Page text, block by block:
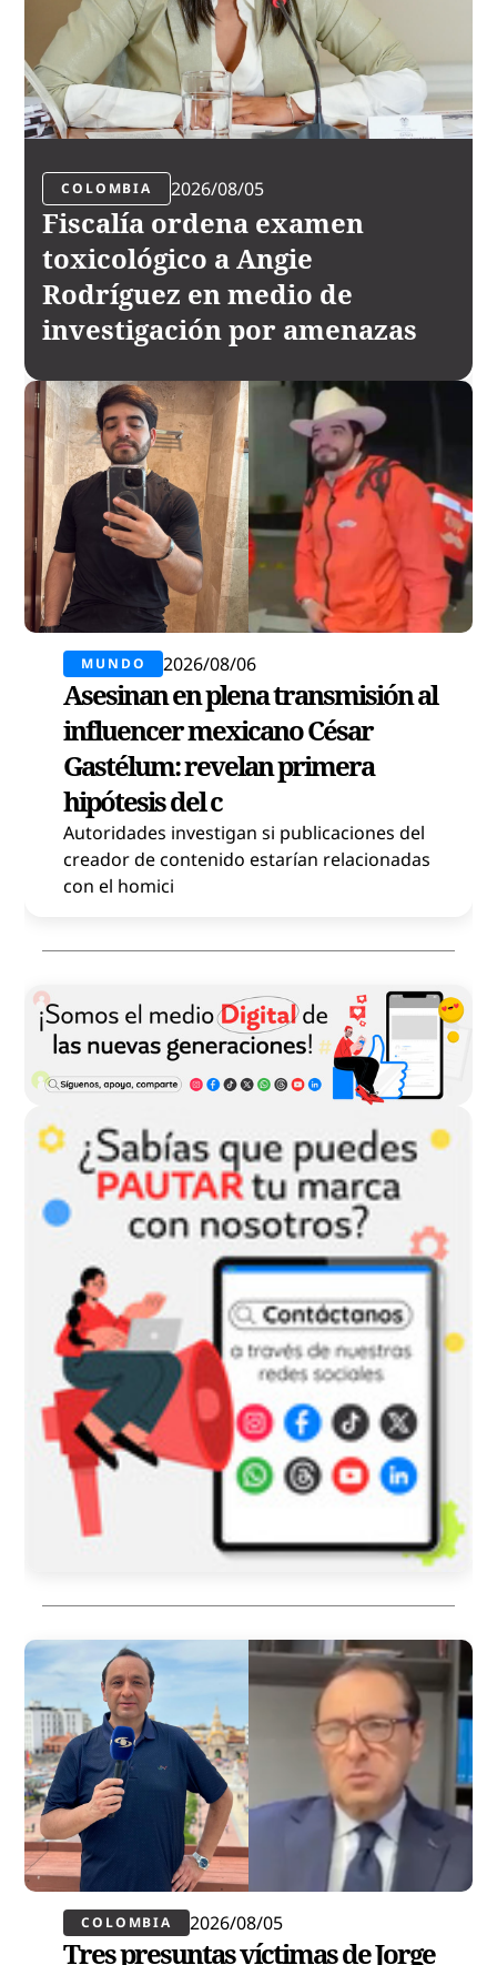
MUNDO 2026/08/06
Asesinan en plena transmisión al
influencer mexicano César
Gastélum: revelan primera
hipótesis del c
Autoridades investigan si publicaciones del
creador de contenido estarían relacionadas
con el homici
COLOMBIA 2026/08/05
Tres presuntas víctimas de Jorge
COLOMBIA 2026/08/05
Fiscalía ordena examen
toxicológico a Angie
Rodríguez en medio de
investigación por amenazas